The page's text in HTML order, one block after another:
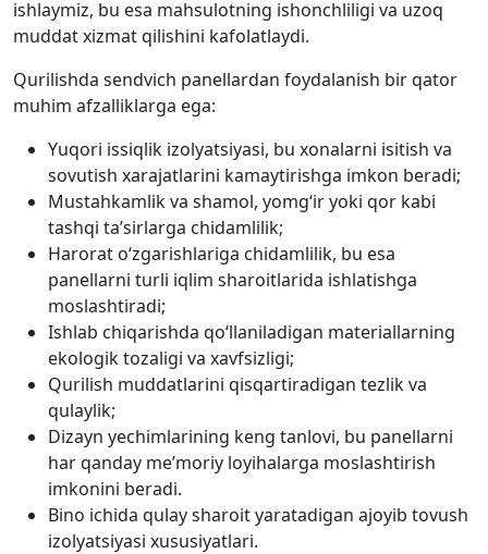
ishlaymiz, bu esa mahsulotning ishonchliligi va uzoq
muddat xizmat qilishini kafolatlaydi.
Qurilishda sendvich panellardan foydalanish bir qator
muhim afzalliklarga ega:
Yuqori issiqlik izolyatsiyasi, bu xonalarni isitish va
sovutish xarajatlarini kamaytirishga imkon beradi;
Mustahkamlik va shamol, yomg‘ir yoki qor kabi
tashqi ta’sirlarga chidamlilik;
Harorat o‘zgarishlariga chidamlilik, bu esa
panellarni turli iqlim sharoitlarida ishlatishga
moslashtiradi;
Ishlab chiqarishda qo‘llaniladigan materiallarning
ekologik tozaligi va xavfsizligi;
Qurilish muddatlarini qisqartiradigan tezlik va
qulaylik;
Dizayn yechimlarining keng tanlovi, bu panellarni
har qanday me’moriy loyihalarga moslashtirish
imkonini beradi.
Bino ichida qulay sharoit yaratadigan ajoyib tovush
izolyatsiyasi xususiyatlari.